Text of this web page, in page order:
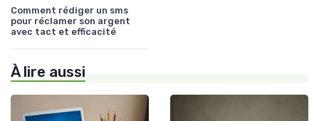
Comment rédiger un sms
pour réclamer son argent
avec tact et efficacité
À lire aussi